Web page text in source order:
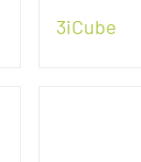
3iCube